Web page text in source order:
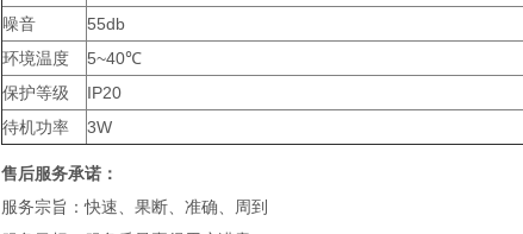
噪音
55db
环境温度
5~40℃
保护等级
IP20
待机功率
3W
售后服务承诺：
服务宗旨：快速、果断、准确、周到